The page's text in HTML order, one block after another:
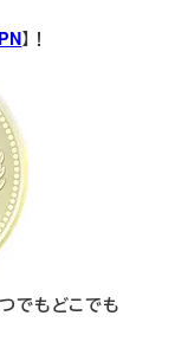
】！
でもどこでも